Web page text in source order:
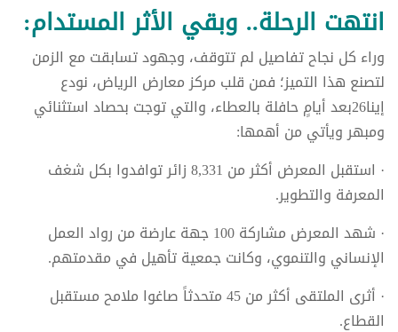
انتهت الرحلة.. وبقي الأثر المستدام:
وراء كل نجاح تفاصيل لم تتوقف، وجهود تسابقت مع الزمن
لتصنع هذا التميز؛ فمن قلب مركز معارض الرياض، نودع
إينا26بعد أيامٍ حافلة بالعطاء، والتي توجت بحصاد استثنائي
ومبهر ويأتي من أهمها:
· استقبل المعرض أكثر من 8,331 زائر توافدوا بكل شغف
المعرفة والتطوير.
· شهد المعرض مشاركة 100 جهة عارضة من رواد العمل
الإنساني والتنموي، وكانت جمعية تأهيل في مقدمتهم.
· أثرى الملتقى أكثر من 45 متحدثاً صاغوا ملامح مستقبل
القطاع.